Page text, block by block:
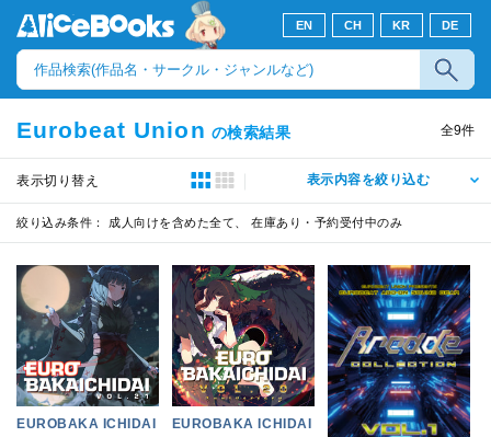
EN CH KR DE
Eurobeat Union の検索結果 全9件
表示切り替え 表示内容を絞り込む
絞り込み条件： 成人向けを含めた全て、 在庫あり・予約受付中のみ
EUROBAKA ICHIDAI
EUROBAKA ICHIDAI